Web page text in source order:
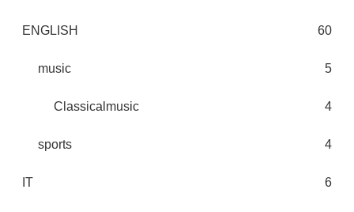
ENGLISH 60
music 5
Classicalmusic 4
sports 4
IT 6